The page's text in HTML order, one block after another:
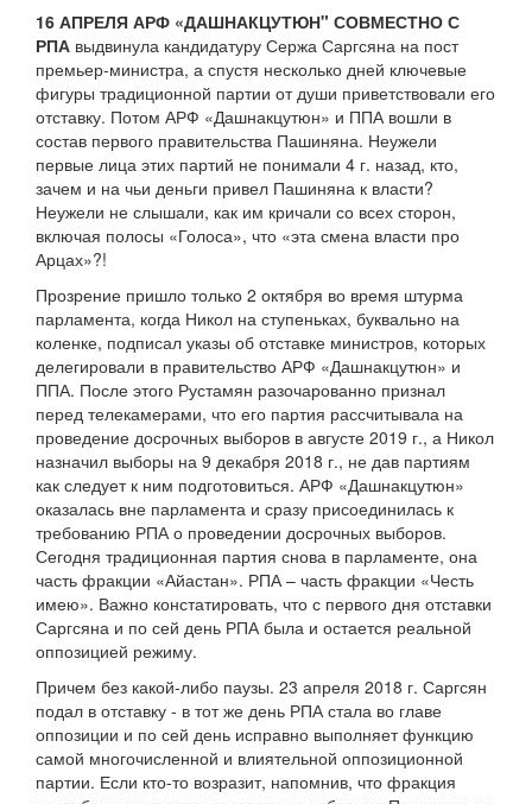
16 АПРЕЛЯ АРФ «ДАШНАКЦУТЮН" СОВМЕСТНО С
РПА выдвинула кандидатуру Сержа Саргсяна на пост
премьер-министра, а спустя несколько дней ключевые
фигуры традиционной партии от души приветствовали его
отставку. Потом АРФ «Дашнакцутюн» и ППА вошли в
состав первого правительства Пашиняна. Неужели
первые лица этих партий не понимали 4 г. назад, кто,
зачем и на чьи деньги привел Пашиняна к власти?
Неужели не слышали, как им кричали со всех сторон,
включая полосы «Голоса», что «эта смена власти про
Арцах»?!
Прозрение пришло только 2 октября во время штурма
парламента, когда Никол на ступеньках, буквально на
коленке, подписал указы об отставке министров, которых
делегировали в правительство АРФ «Дашнакцутюн» и
ППА. После этого Рустамян разочарованно признал
перед телекамерами, что его партия рассчитывала на
проведение досрочных выборов в августе 2019 г., а Никол
назначил выборы на 9 декабря 2018 г., не дав партиям
как следует к ним подготовиться. АРФ «Дашнакцутюн»
оказалась вне парламента и сразу присоединилась к
требованию РПА о проведении досрочных выборов.
Сегодня традиционная партия снова в парламенте, она
часть фракции «Айастан». РПА – часть фракции «Честь
имею». Важно констатировать, что с первого дня отставки
Саргсяна и по сей день РПА была и остается реальной
оппозицией режиму.
Причем без какой-либо паузы. 23 апреля 2018 г. Саргсян
подал в отставку - в тот же день РПА стала во главе
оппозиции и по сей день исправно выполняет функцию
самой многочисленной и влиятельной оппозиционной
партии. Если кто-то возразит, напомнив, что фракция